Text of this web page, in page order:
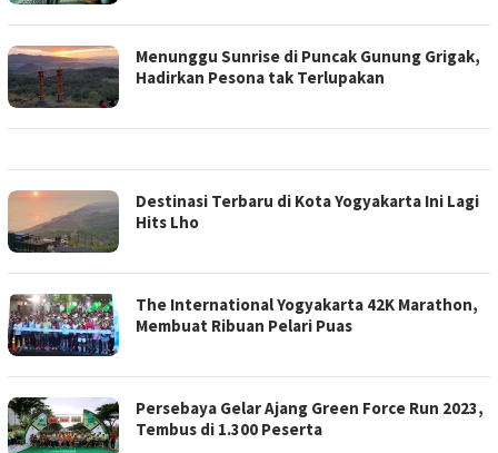
Menunggu Sunrise di Puncak Gunung Grigak,
Hadirkan Pesona tak Terlupakan
Destinasi Terbaru di Kota Yogyakarta Ini Lagi
Hits Lho
The International Yogyakarta 42K Marathon,
Membuat Ribuan Pelari Puas
Persebaya Gelar Ajang Green Force Run 2023,
Tembus di 1.300 Peserta